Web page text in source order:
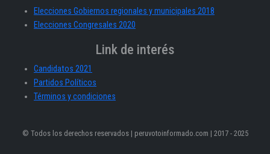
Elecciones Gobiernos regionales y municipales 2018
Elecciones Congresales 2020
Link de interés
Candidatos 2021
Partidos Políticos
Términos y condiciones
© Todos los derechos reservados | peruvotoinformado.com | 2017 - 2025